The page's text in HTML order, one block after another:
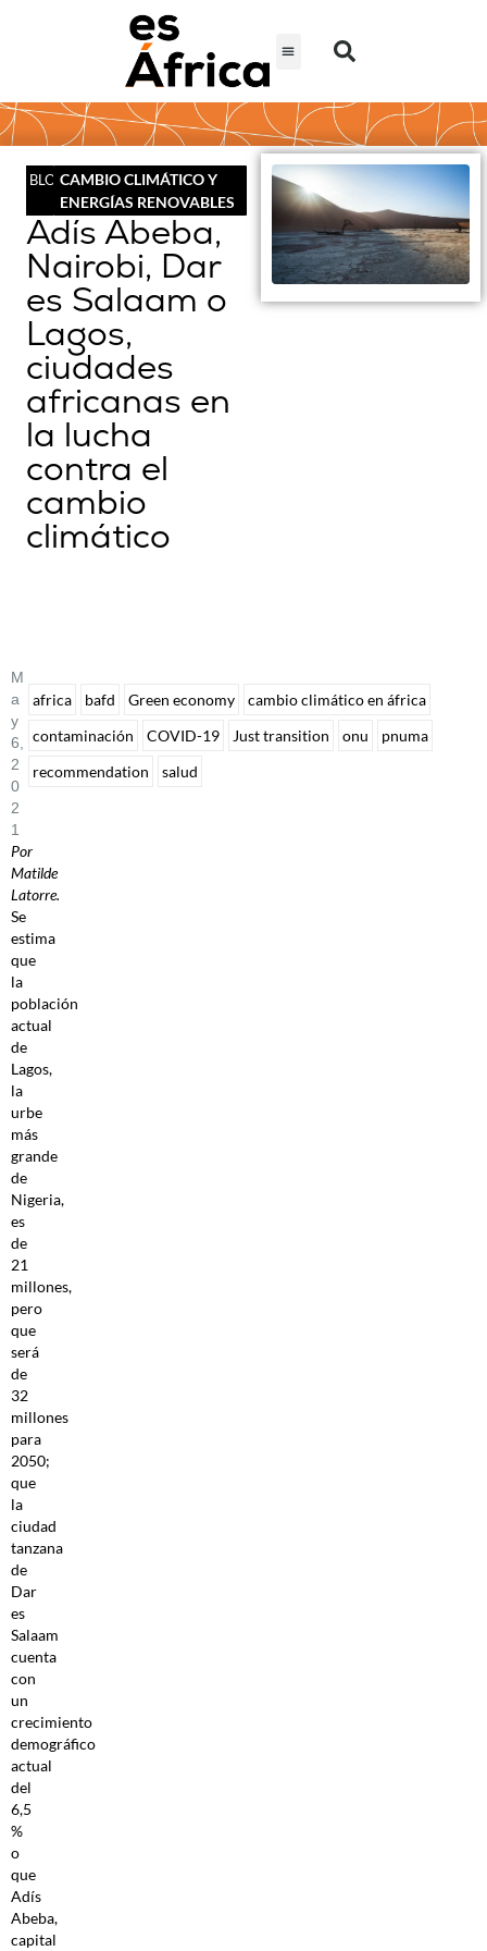
BLOGCAMBIO CLIMÁTICO Y
ENERGÍAS RENOVABLES
Adís Abeba,
Nairobi, Dar
es Salaam o
Lagos,
ciudades
africanas en
la lucha
contra el
cambio
climático
M
A
Y
6,
2
0
2
1
Por
Matilde
Latorre.
Se
estima
que
la
población
actual
de
Lagos,
la
urbe
más
grande
de
Nigeria,
es
de
21
millones,
pero
que
será
de
32
millones
para
2050;
que
la
ciudad
tanzana
de
Dar
es
Salaam
cuenta
con
un
crecimiento
demográfico
actual
del
6,5
%
o
que
Adís
Abeba,
capital
africa bafd Green economy
cambio climático en áfrica
contaminación
COVID-19 Just transition onu
pnuma
recommendation
salud